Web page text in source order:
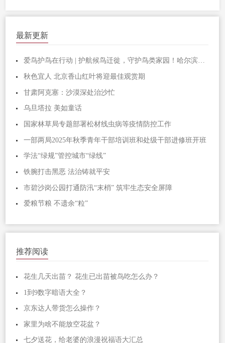
最新更新
爱鸟护鸟在行动 | 护航候鸟迁徙，守护鸟类家园！哈尔滨青少年在行动……
秋色宜人 北京香山红叶将迎最佳观赏期
甘肃阿克塞：沙漠深处治沙忙
乌旦塔拉 美如童话
国家林草局专题部署松材线虫病等疫情防控工作
一部两局2025年秋季青年干部培训班和处级干部进修班开班
学法“绿规”管控城市“绿线”
铁腕打击黑恶 法治铸就平安
市碧沙岗公园打通防汛“末梢” 筑牢生态安全屏障
爱粮节粮 不遗余“粒”
推荐阅读
花生几天出苗？ 花生已出苗被鸟吃怎么办？
1到9数字暗语大全？
京东达人带货怎么操作？
家里为啥不能放空花盆？
七夕送花，给老婆的浪漫祝福语大汇总